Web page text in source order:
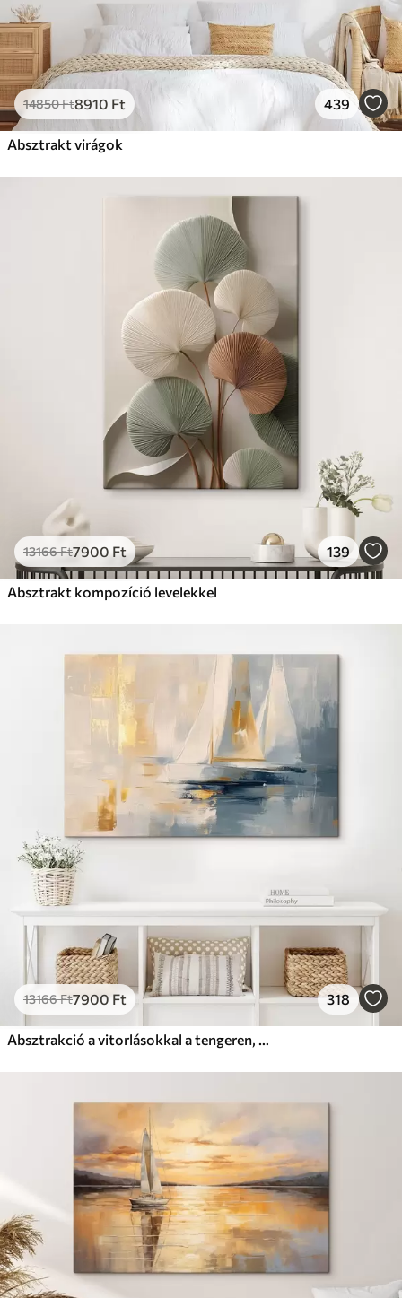
14850Ft8910 Ft 439
Absztrakt virágok
13166Ft7900 Ft 139
Absztrakt kompozíció levelekkel
13166Ft7900 Ft 318
Absztrakció a vitorlásokkal a tengeren, akril stílusban, naplemente